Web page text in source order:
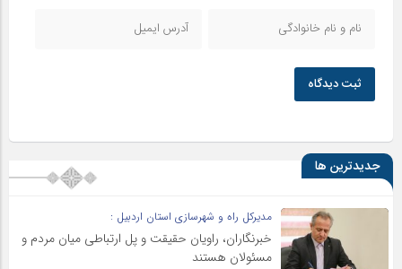
ثبت دیدگاه
جدیدترین ها
مدیرکل راه و شهرسازی استان اردبیل :
خبرنگاران، راویان حقیقت و پل ارتباطی میان مردم و
مسئولان هستند